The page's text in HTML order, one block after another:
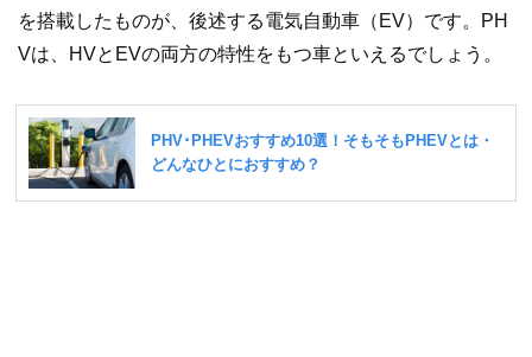
を搭載したものが、後述する電気自動車（EV）です。PH
Vは、HVとEVの両方の特性をもつ車といえるでしょう。